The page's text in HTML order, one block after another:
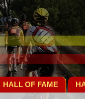
HALL OF FAME